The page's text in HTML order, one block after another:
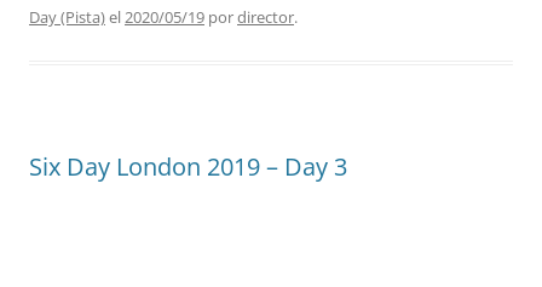
Day (Pista)el2020/05/19 pordirector.
Six Day London 2019 – Day 3